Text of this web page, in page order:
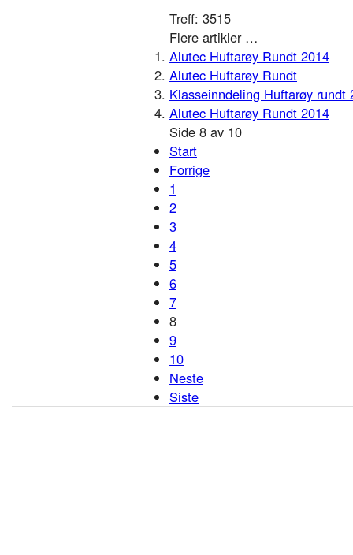
Treff: 3515
Flere artikler …
Alutec Huftarøy Rundt 2014
Alutec Huftarøy Rundt
Klasseinndeling Huftarøy rundt
Alutec Huftarøy Rundt 2014
Side 8 av 10
Start
Forrige
1
2
3
4
5
6
7
8
9
10
Neste
Siste